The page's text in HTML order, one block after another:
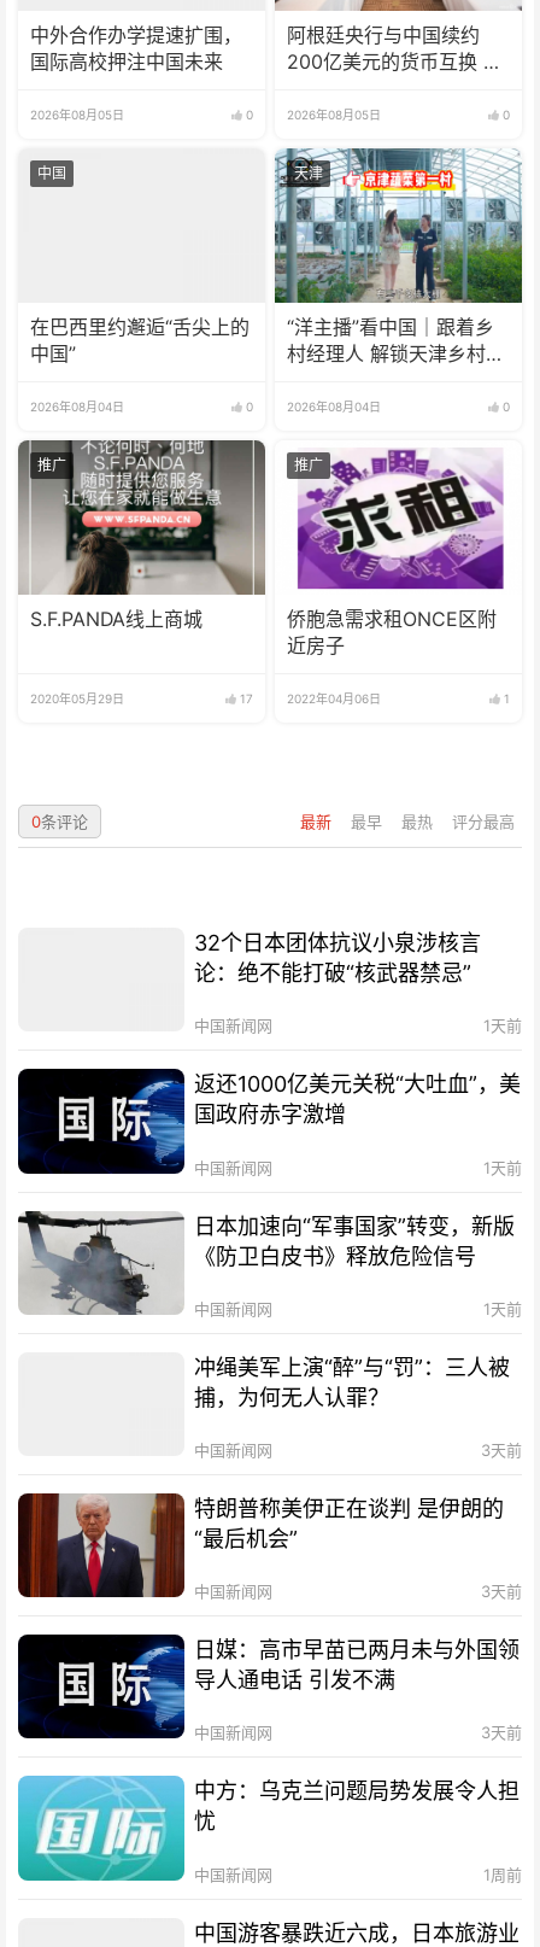
中外合作办学提速扩围，
国际高校押注中国未来
2026年08月05日 0
阿根廷央行与中国续约
200亿美元的货币互换 有
2026年08月05日 0
中国
在巴西里约邂逅“舌尖上的
中国”
2026年08月04日 0
天津
“洋主播”看中国｜跟着乡
村经理人 解锁天津乡村振
2026年08月04日 0
推广
S.F.PANDA线上商城
2020年05月29日 17
推广
侨胞急需求租ONCE区附
近房子
2022年04月06日 1
最新 最早 最热 评分最高
0条评论
32个日本团体抗议小泉涉核言
论：绝不能打破“核武器禁忌”
中国新闻网 1天前
返还1000亿美元关税“大吐血”，美
国政府赤字激增
中国新闻网 1天前
日本加速向“军事国家”转变，新版
《防卫白皮书》释放危险信号
中国新闻网 1天前
冲绳美军上演“醉”与“罚”：三人被
捕，为何无人认罪？
中国新闻网 3天前
特朗普称美伊正在谈判 是伊朗的
“最后机会”
中国新闻网 3天前
日媒：高市早苗已两月未与外国领
导人通电话 引发不满
中国新闻网 3天前
中方：乌克兰问题局势发展令人担
忧
中国新闻网 1周前
中国游客暴跌近六成，日本旅游业